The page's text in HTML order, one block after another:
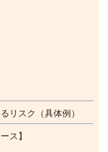
リスク（具体例）
ス】